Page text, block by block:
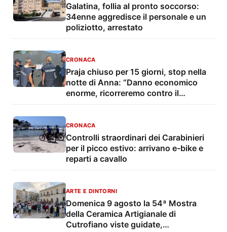
Galatina, follia al pronto soccorso:
34enne aggredisce il personale e un
poliziotto, arrestato
CRONACA
Praja chiuso per 15 giorni, stop nella
notte di Anna: “Danno economico
enorme, ricorreremo contro il
CRONACA
Controlli straordinari dei Carabinieri
per il picco estivo: arrivano e-bike e
reparti a cavallo
ARTE E DINTORNI
Domenica 9 agosto la 54ª Mostra
della Ceramica Artigianale di
Cutrofiano viste guidate,